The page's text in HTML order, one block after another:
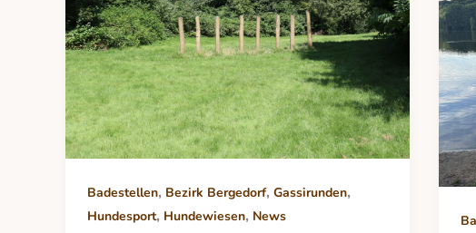
Badestellen, Bezirk Bergedorf, Gassirunden,
Hundesport, Hundewiesen, News